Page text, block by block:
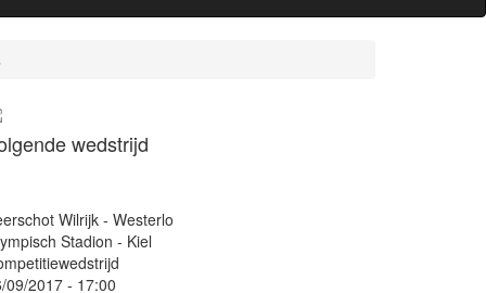
wedstrijd
Wilrijk - Westerlo
Stadion - Kiel
09/2017 - 17:00